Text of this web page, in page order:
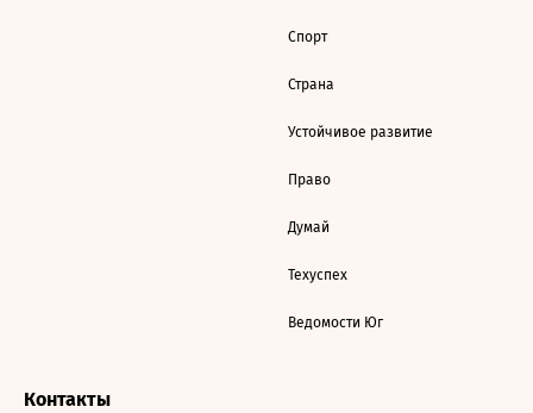
Спорт
Страна
Устойчивое развитие
Право
Думай
Техуспех
Ведомости Юг
Контакты